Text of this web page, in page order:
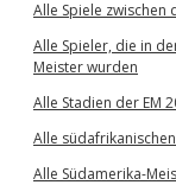
Alle Spiele zwischen
Alle Spieler, die in
Meister wurden
Alle Stadien der EM
Alle
Alle Südamerika-